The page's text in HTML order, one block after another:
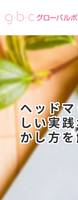
ヘッド
しい実
かし方